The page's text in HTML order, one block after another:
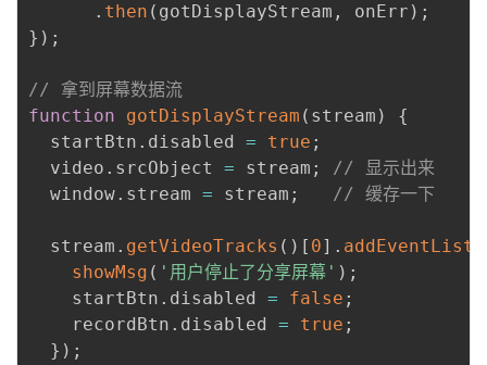
. then ( gotDisplayStream , onErr ) ;
} ) ;
// 拿到屏幕数据流
function
gotDisplayStream ( stream )
{
  startBtn
. disabled = true ;
  video
. srcObject = stream ;
// 显示出来
  window
. stream = stream ; // 缓存一下
  stream
. getVideoTracks ( ) [ 0] .
showMsg ( '用户停止了分享屏幕' ) ;
    startBtn
. disabled = false ;
    recordBtn
. disabled = true ;
} ) ;